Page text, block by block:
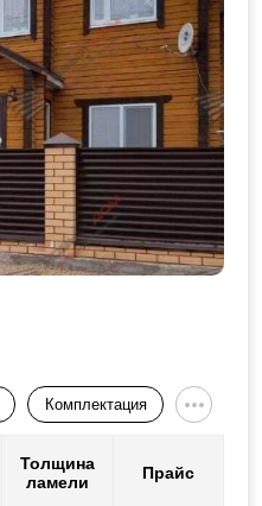
Комплектация
Толщина
ламели
Прайс